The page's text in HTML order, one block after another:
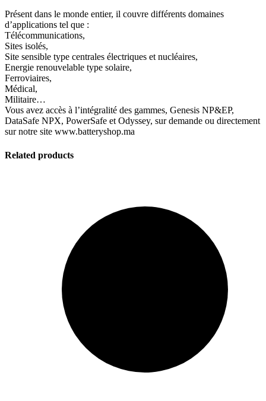
Présent dans le monde entier, il couvre différents domaines
d’applications tel que :
Télécommunications,
Sites isolés,
Site sensible type centrales électriques et nucléaires,
Energie renouvelable type solaire,
Ferroviaires,
Médical,
Militaire…
Vous avez accès à l’intégralité des gammes, Genesis NP&EP,
DataSafe NPX, PowerSafe et Odyssey, sur demande ou directement
sur notre site www.batteryshop.ma
Related products